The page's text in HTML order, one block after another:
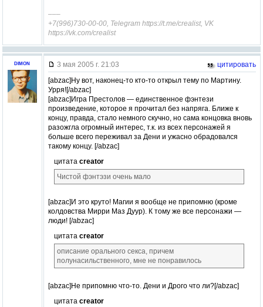
–––
+7(996)730-00-00, Telegram https://t.me/crealist, VK
https://vk.com/crealist
DIMON 3 мая 2005 г. 21:03
цитировать
[abzac]Ну вот, наконец-то кто-то открыл тему по Мартину.
Урря![/abzac]
[abzac]Игра Престолов — единственное фэнтези
произведение, которое я прочитал без напряга. Ближе к
концу, правда, стало немного скучно, но сама концовка вновь
разожгла огромный интерес, т.к. из всех персонажей я
больше всего переживал за Дени и ужасно обрадовался
такому концу. [/abzac]
цитата creator
Чистой фэнтэзи очень мало
[abzac]И это круто! Магии я вообще не припомню (кроме
колдовства Мирри Маз Дуур). К тому же все персонажи —
люди! [/abzac]
цитата creator
описание орального секса, причем
полунасильственного, мне не понравилось
[abzac]Не припомню что-то. Дени и Дрого что ли?[/abzac]
цитата creator